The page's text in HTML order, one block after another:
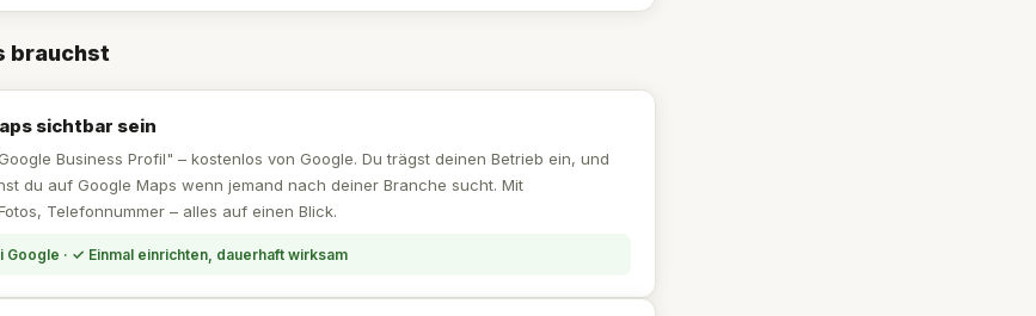
brauchst
sichtbar sein
Business Profil" – kostenlos von Google. Du trägst deinen Betrieb ein, und
du auf Google Maps wenn jemand nach deiner Branche sucht. Mit
Telefonnummer – alles auf einen Blick.
· ✓ Einmal einrichten, dauerhaft wirksam